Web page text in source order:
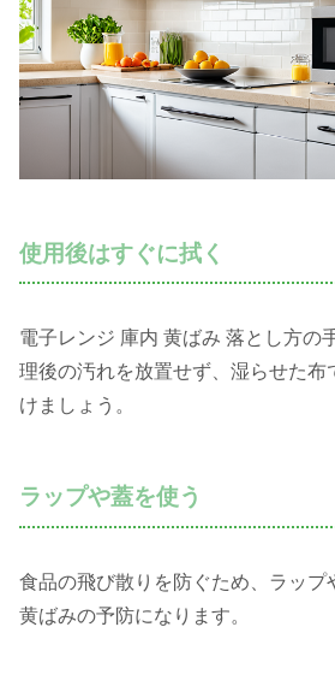
使用後はすぐに拭く
電子レンジ 庫内 黄ばみ 落とし方の
理後の汚れを放置せず、湿らせた布
けましょう。
ラップや蓋を使う
食品の飛び散りを防ぐため、ラップ
黄ばみの予防になります。